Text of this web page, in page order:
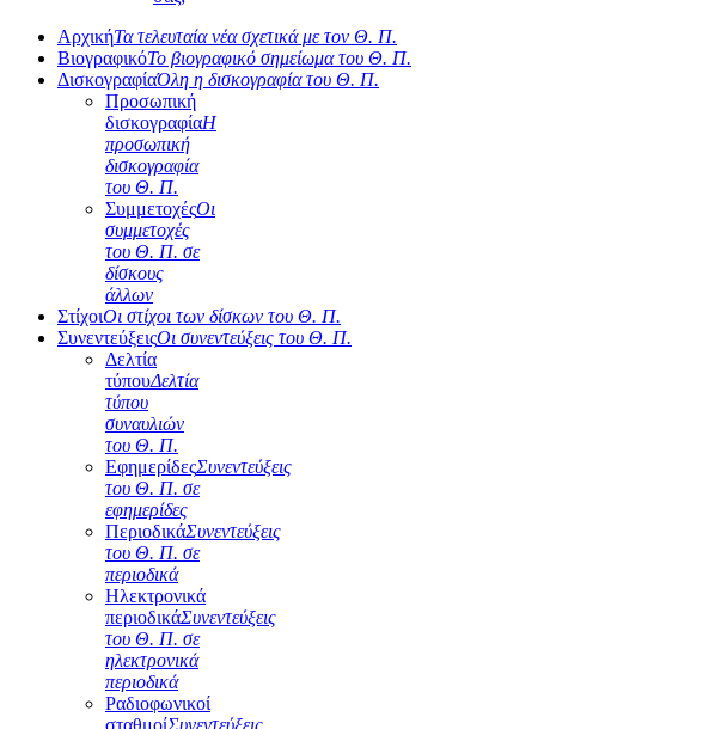
ΑρχικήΤα τελευταία νέα σχετικά με τον Θ. Π.
ΒιογραφικόΤο βιογραφικό σημείωμα του Θ. Π.
ΔισκογραφίαΌλη η δισκογραφία του Θ. Π.
Προσωπική
δισκογραφίαΗ
προσωπική
δισκογραφία
του Θ. Π.
ΣυμμετοχέςΟι
συμμετοχές
του Θ. Π. σε
δίσκους
άλλων
ΣτίχοιΟι στίχοι των δίσκων του Θ. Π.
ΣυνεντεύξειςΟι συνεντεύξεις του Θ. Π.
Δελτία
τύπουΔελτία
τύπου
συναυλιών
του Θ. Π.
ΕφημερίδεςΣυνεντεύξεις
του Θ. Π. σε
εφημερίδες
ΠεριοδικάΣυνεντεύξεις
του Θ. Π. σε
περιοδικά
Ηλεκτρονικά
περιοδικάΣυνεντεύξεις
του Θ. Π. σε
ηλεκτρονικά
περιοδικά
Ραδιοφωνικοί